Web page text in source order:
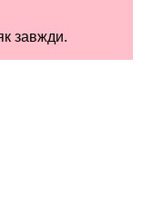
завжди.